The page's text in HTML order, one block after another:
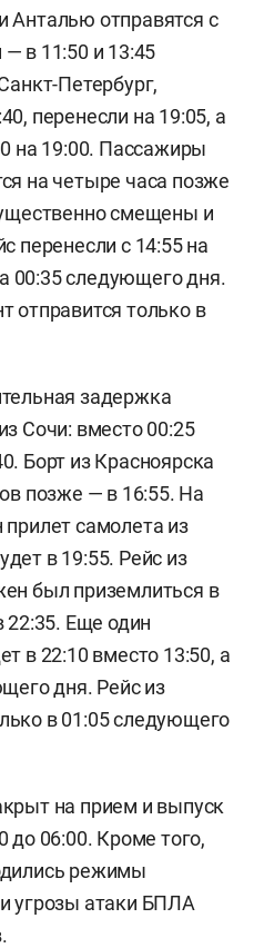
Анталью отправятся с
в 11:50 и 13:45
Петербург,
перенесли на 19:05, а
на 19:00. Пассажиры
на четыре часа позже
смещены и
перенесли с 14:55 на
00:35 следующего дня.
отправится только в
задержка
Сочи: вместо 00:25
Борт из Красноярска
позже — в 16:55. На
самолета из
в 19:55. Рейс из
был приземлиться в
22:35. Еще один
в 22:10 вместо 13:50, а
дня. Рейс из
в 01:05 следующего
на прием и выпуск
до 06:00. Кроме того,
режимы
угрозы атаки БПЛА